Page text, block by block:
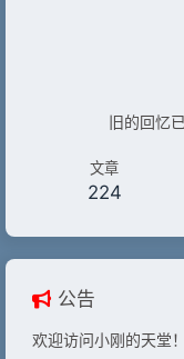
旧的回忆
文章
224
公告
欢迎访问小刚的天堂！